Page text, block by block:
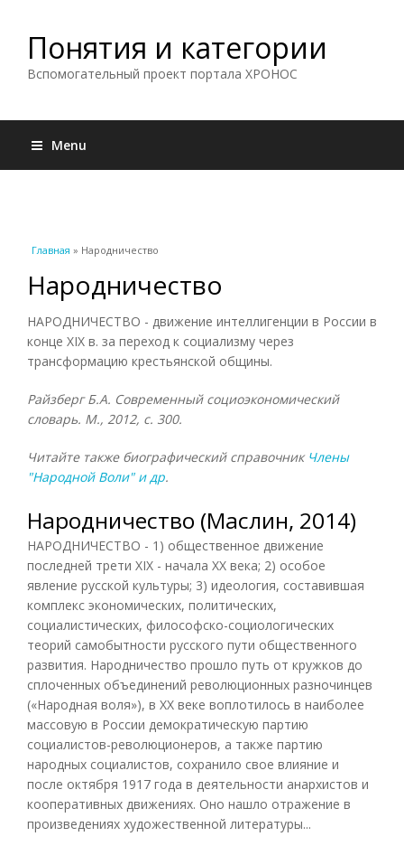
Понятия и категории
Вспомогательный проект портала ХРОНОС
Menu
Вы здесь
Главная » Народничество
Народничество
НАРОДНИЧЕСТВО - движение интеллигенции в России в
конце XIX в. за переход к социализму через
трансформацию крестьянской общины.
Райзберг Б.А. Современный социоэкономический
словарь. М., 2012, с. 300.
Читайте также биографический справочник Члены
"Народной Воли" и др.
Народничество (Маслин, 2014)
НАРОДНИЧЕСТВО - 1) общественное движение
последней трети XIX - начала XX века; 2) особое
явление русской культуры; 3) идеология, составившая
комплекс экономических, политических,
социалистических, философско-социологических
теорий самобытности русского пути общественного
развития. Народничество прошло путь от кружков до
сплоченных объединений революционных разночинцев
(«Народная воля»), в XX веке воплотилось в наиболее
массовую в России демократическую партию
социалистов-революционеров, а также партию
народных социалистов, сохранило свое влияние и
после октября 1917 года в деятельности анархистов и
кооперативных движениях. Оно нашло отражение в
произведениях художественной литературы...